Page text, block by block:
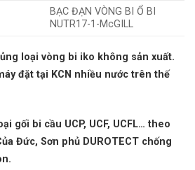
BẠC ĐẠN VÒNG BI Ổ BI
NUTR17-1-McGILL
loại vòng bi iko không sản xuất.
đặt tại KCN nhiều nước trên thế
gối bi cầu UCP, UCF, UCFL… theo
Đức, Sơn phủ DUROTECT chống